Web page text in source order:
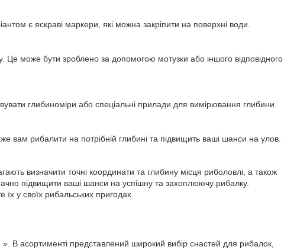
є яскраві маркери, які можна закріпити на поверхні води.
Це може бути зроблено за допомогою мотузки або іншого відповідного
глибиноміри або спеціальні прилади для вимірювання глибини.
вам рибалити на потрібній глибині та підвищить ваші шанси на улов.
визначити точні координати та глибину місця риболовлі, а також
підвищити ваші шанси на успішну та захоплюючу рибалку.
у своїх рибальських пригодах.
». В асортименті представлений широкий вибір снастей для рибалок,